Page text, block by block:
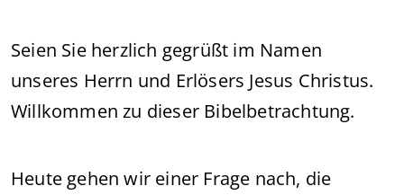
Seien Sie herzlich gegrüßt im Namen
unseres Herrn und Erlösers Jesus Christus.
Willkommen zu dieser Bibelbetrachtung.
Heute gehen wir einer Frage nach, die